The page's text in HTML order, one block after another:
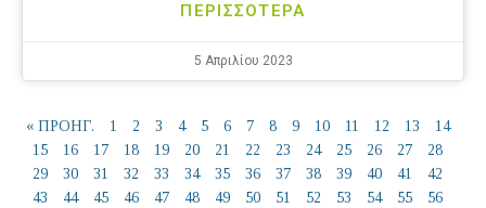
ΠΕΡΙΣΣΟΤΕΡΑ
5 Απριλίου 2023
« ΠΡΟΗΓ. 1 2 3 4 5 6 7 8 9 10 11 12 13
14
15
16 17 18 19 20 21 22 23 24 25 26 27
28
29
30 31 32 33 34 35 36 37 38 39 40 41
42
43
44 45 46 47 48 49 50 51 52 53 54 55
56